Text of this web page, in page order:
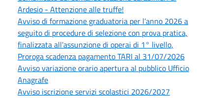
Ardesio - Attenzione alle truffe!
Avviso di formazione graduatoria per l’anno 2026 a
seguito di procedure di selezione con prova pratica,
finalizzata all’assunzione di operai di 1° livello,
Proroga scadenza pagamento TARI al 31/07/2026
Avviso variazione orario apertura al pubblico Ufficio
Anagrafe
Avviso iscrizione servizi scolastici 2026/2027